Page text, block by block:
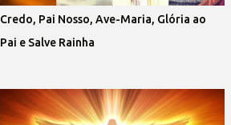
Credo, Pai Nosso, Ave-Maria, Glória ao
Pai e Salve Rainha